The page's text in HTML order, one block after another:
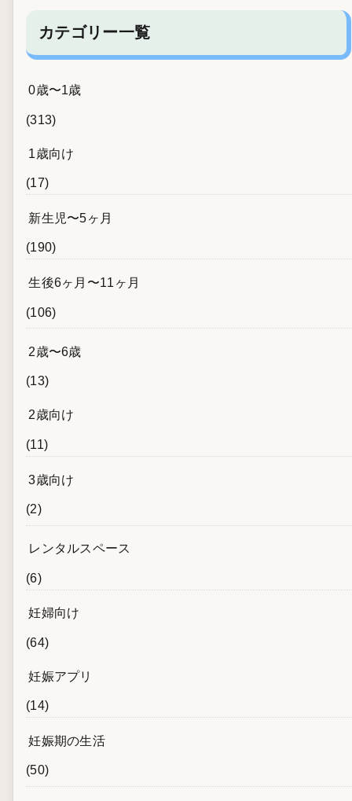
カテゴリー一覧
0歳〜1歳
(313)
1歳向け
(17)
新生児〜5ヶ月
(190)
生後6ヶ月〜11ヶ月
(106)
2歳〜6歳
(13)
2歳向け
(11)
3歳向け
(2)
レンタルスペース
(6)
妊婦向け
(64)
妊娠アプリ
(14)
妊娠期の生活
(50)